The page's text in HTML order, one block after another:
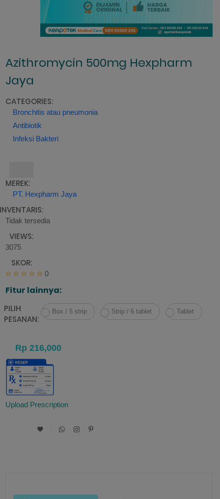
Azithromycin 500mg Hexpharm
Jaya
CATEGORIES:
Bronchitis atau pneumonia
Antibiotik
Infeksi Bakteri
MEREK:
PT. Hexpharm Jaya
INVENTARIS:
Tidak tersedia
VIEWS:
3075
SKOR:
0
Fitur lainnya:
PILIH
PESANAN:
Box / 5 strip Strip / 6 tablet Tablet
Upload Prescription